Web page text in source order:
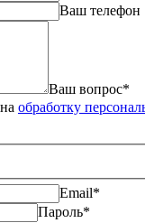
Ваш телефон
Ваш вопрос*
обработку
Email*
Пароль*